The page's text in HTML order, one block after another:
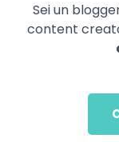
Sei un
content